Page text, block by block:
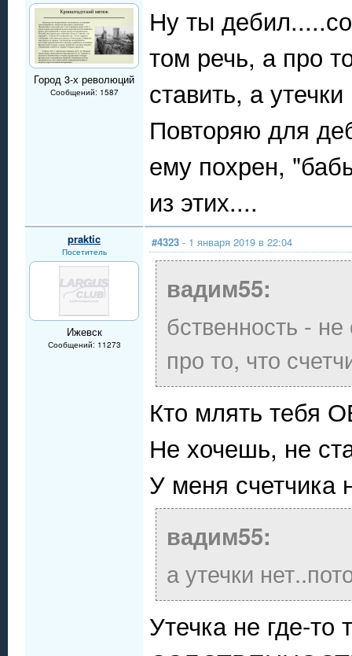
Город 3-х революций
Сообщений: 1587
Ну ты
том речь, а про
ставить, а
Повторяю для
ему похрен,
из этих....
praktic
Посетитель
Ижевск
Сообщений: 11273
#4323 - 1 января 2019 в 22:04
вадим55:
бственность -
про то, что
Кто млять тебя
Не хочешь, не
У меня счетчика
вадим55:
а утечки
Утечка не где-